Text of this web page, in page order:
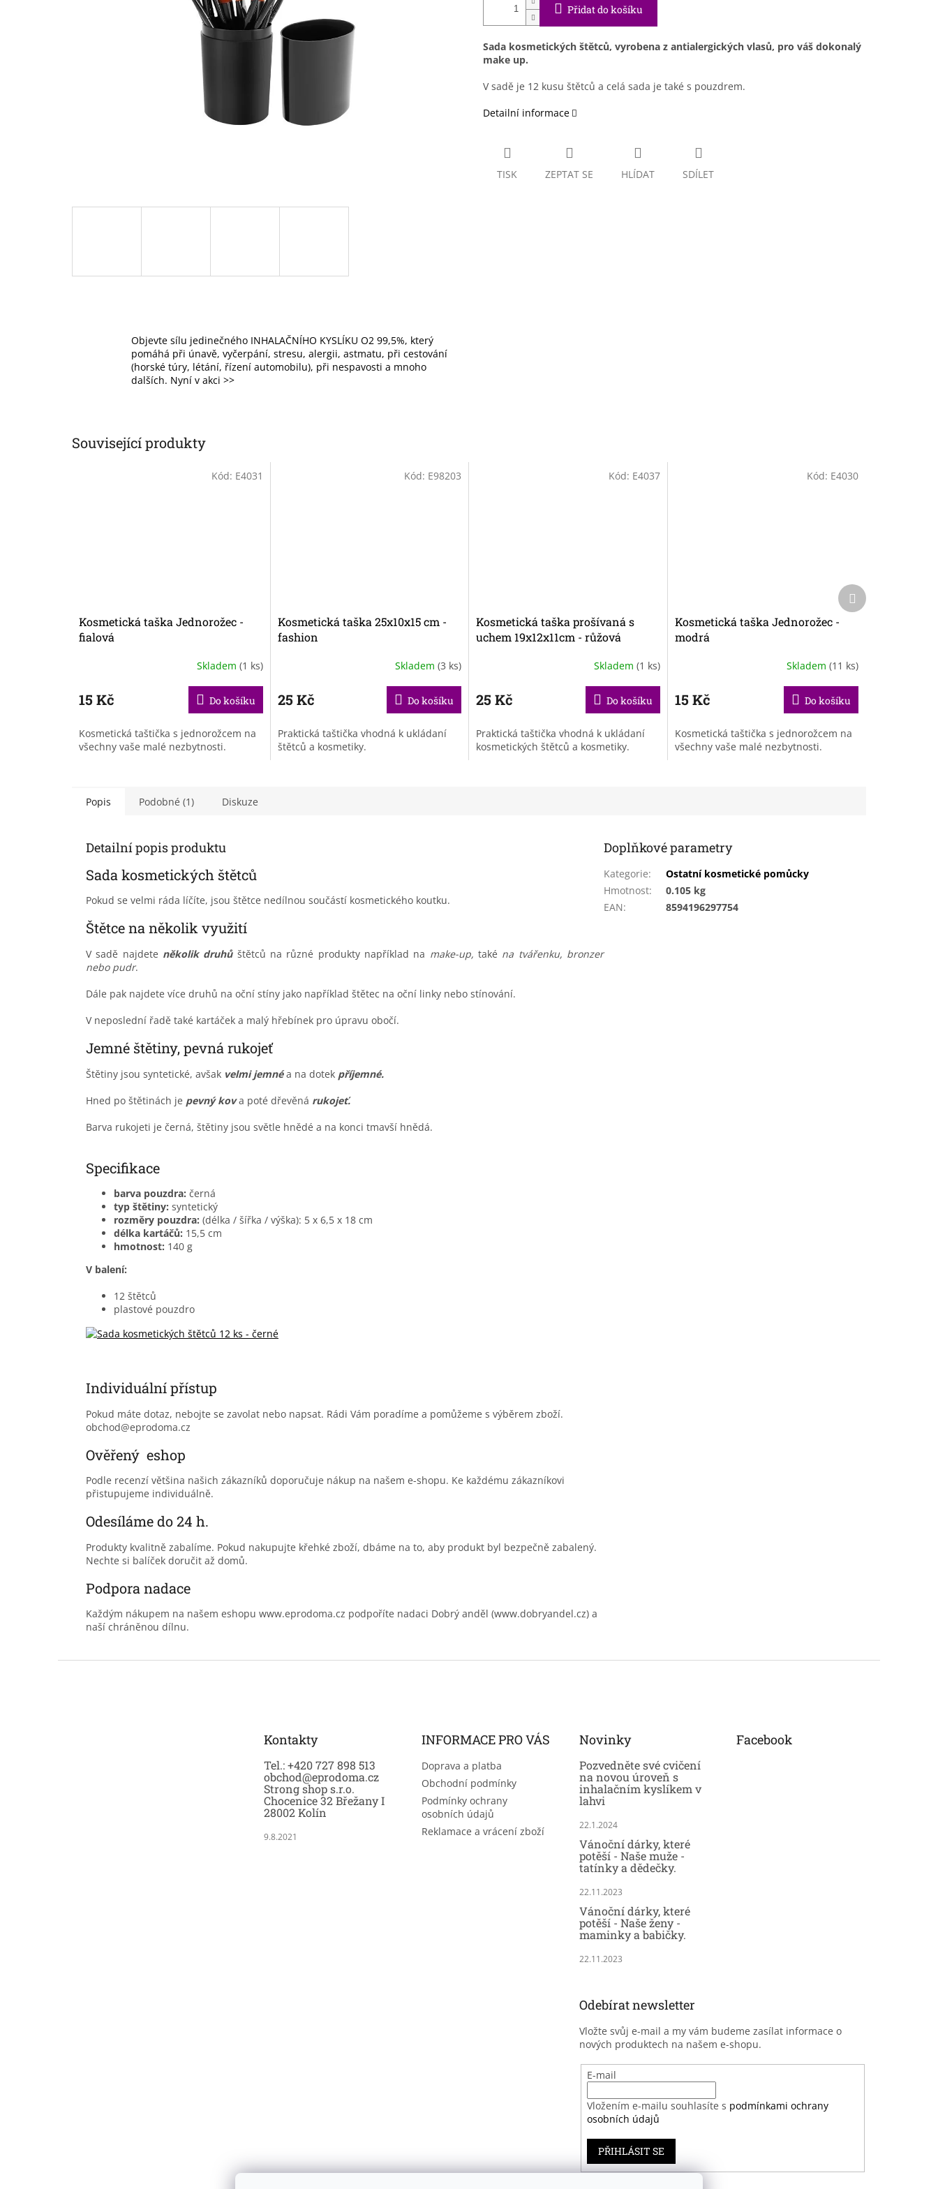
Přidat do košíku
Sada kosmetických štětců, vyrobena z antialergických vlasů, pro váš dokonalý
make up.
V sadě je 12 kusu štětců a celá sada je také s pouzdrem.
Detailní informace
TISK ZEPTAT SE HLÍDAT SDÍLET
Objevte sílu jedinečného INHALAČNÍHO KYSLÍKU O2 99,5%, který
pomáhá při únavě, vyčerpání, stresu, alergii, astmatu, při cestování
(horské túry, létání, řízení automobilu), při nespavosti a mnoho
dalších. Nyní v akci >>
Související produkty
Kosmetická taška Jednorožec -
fialová
Skladem (1 ks)
15 Kč Do košíku
Kosmetická taštička s jednorožcem na
všechny vaše malé nezbytnosti.
Kód: E4031
Kosmetická taška 25x10x15 cm -
fashion
Skladem (3 ks)
25 Kč Do košíku
Praktická taštička vhodná k ukládaní
štětců a kosmetiky.
Kód: E98203
Kosmetická taška prošívaná s
uchem 19x12x11cm - růžová
Skladem (1 ks)
25 Kč Do košíku
Praktická taštička vhodná k ukládaní
kosmetických štětců a kosmetiky.
Kód: E4037
Kosmetická taška Jednorožec -
modrá
Skladem (11 ks)
15 Kč Do košíku
Kosmetická taštička s jednorožcem na
všechny vaše malé nezbytnosti.
Kód: E4030
Další
produkt
Popis Podobné (1) Diskuze
Detailní popis produktu
Sada kosmetických štětců
Pokud se velmi ráda líčíte, jsou štětce nedílnou součástí kosmetického koutku.
Štětce na několik využití
V sadě najdete několik druhůštětců na různé produkty například na make-up,také na tvářenku, bronzer
nebo pudr.
Dále pak najdete více druhů na oční stíny jako například štětec na oční linky nebo stínování.
V neposlední řadě také kartáček a malý hřebínek pro úpravu obočí.
Jemné štětiny, pevná rukojeť
Štětiny jsou syntetické, avšak velmi jemnéa na dotek příjemné.
Hned po štětinách je pevný kova poté dřevěná rukojeť.
Barva rukojeti je černá, štětiny jsou světle hnědé a na konci tmavší hnědá.
Specifikace
barva pouzdra: černá
typ štětiny: syntetický
rozměry pouzdra: (délka / šířka / výška): 5 x 6,5 x 18 cm
délka kartáčů: 15,5 cm
hmotnost: 140 g
V balení:
12 štětců
plastové pouzdro
Individuální přístup
Pokud máte dotaz, nebojte se zavolat nebo napsat. Rádi Vám poradíme a pomůžeme s výběrem zboží.
obchod@eprodoma.cz
Ověřený eshop
Podle recenzí většina našich zákazníků doporučuje nákup na našem e-shopu. Ke každému zákazníkovi
přistupujeme individuálně.
Odesíláme do 24 h.
Produkty kvalitně zabalíme. Pokud nakupujte křehké zboží, dbáme na to, aby produkt byl bezpečně zabalený.
Nechte si balíček doručit až domů.
Podpora nadace
Každým nákupem na našem eshopu www.eprodoma.cz podpoříte nadaci Dobrý anděl (www.dobryandel.cz) a
naší chráněnou dílnu.
Doplňkové parametry
Kategorie:
Ostatní kosmetické pomůcky
Hmotnost:
0.105 kg
EAN: 8594196297754
Kontakty
Tel.: +420 727 898 513
obchod@eprodoma.cz
Strong shop s.r.o.
Chocenice 32 Břežany I
28002 Kolín
9.8.2021
INFORMACE PRO VÁS
Doprava a platba
Obchodní podmínky
Podmínky ochrany
osobních údajů
Reklamace a vrácení zboží
Novinky
Pozvedněte své cvičení
na novou úroveň s
inhalačním kyslíkem v
lahvi
22.1.2024
Vánoční dárky, které
potěší - Naše muže -
tatínky a dědečky.
22.11.2023
Vánoční dárky, které
potěší - Naše ženy -
maminky a babičky.
22.11.2023
Facebook
Odebírat newsletter
Vložte svůj e-mail a my vám budeme zasílat informace o
nových produktech na našem e-shopu.
E-mail
Vložením e-mailu souhlasíte s podmínkami ochrany
osobních údajů
PŘIHLÁSIT SE